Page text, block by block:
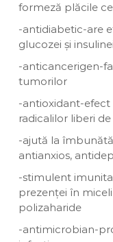
formeză plăcile
-antidiabetic-are
glucozei și insulinei
-anticancerigen-
tumorilor
-antioxidant-efect
radicalilor liberi
-ajută la
antianxios,
-stimulent
prezenței în
polizaharide
-antimicrobian-